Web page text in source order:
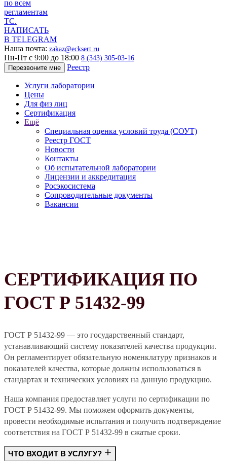
НАПИСАТЬ
В TELEGRAM
Наша почта: zakaz@ecksert.ru
Пн-Пт с 9:00 до 18:00 8 (343) 305-03-16
Перезвоните мне
Реестр
Услуги лаборатории
Цены
Для физ лиц
Сертификация
Ещё
Специальная оценка условий труда (СОУТ)
Реестр ГОСТ
Новости
Контакты
Об испытательной лаборатории
Лицензии и аккредитация
Росэкосистема
Сопроводительные документы
Вакансии
СЕРТИФИКАЦИЯ ПО
ГОСТ Р 51432-99
ГОСТ Р 51432-99 — это государственный стандарт,
устанавливающий систему показателей качества продукции.
Он регламентирует обязательную номенклатуру признаков и
показателей качества, которые должны использоваться в
стандартах и технических условиях на данную продукцию.
Наша компания предоставляет услуги по сертификации по
ГОСТ Р 51432-99. Мы поможем оформить документы,
провести необходимые испытания и получить подтверждение
соответствия на ГОСТ Р 51432-99 в сжатые сроки.
ЧТО ВХОДИТ В УСЛУГУ?